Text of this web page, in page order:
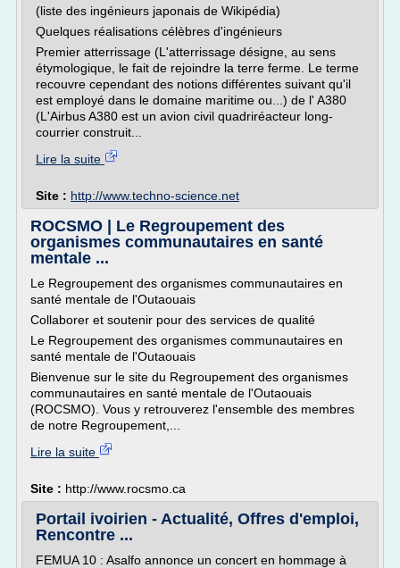
(liste des ingénieurs japonais de Wikipédia)
Quelques réalisations célèbres d'ingénieurs
Premier atterrissage (L'atterrissage désigne, au sens
étymologique, le fait de rejoindre la terre ferme. Le terme
recouvre cependant des notions différentes suivant qu'il
est employé dans le domaine maritime ou...) de l' A380
(L'Airbus A380 est un avion civil quadriréacteur long-
courrier construit...
Lire la suite
Site : http://www.techno-science.net
ROCSMO | Le Regroupement des
organismes communautaires en santé
mentale ...
Le Regroupement des organismes communautaires en
santé mentale de l'Outaouais
Collaborer et soutenir pour des services de qualité
Le Regroupement des organismes communautaires en
santé mentale de l'Outaouais
Bienvenue sur le site du Regroupement des organismes
communautaires en santé mentale de l'Outaouais
(ROCSMO). Vous y retrouverez l'ensemble des membres
de notre Regroupement,...
Lire la suite
Site : http://www.rocsmo.ca
Portail ivoirien - Actualité, Offres d'emploi,
Rencontre ...
FEMUA 10 : Asalfo annonce un concert en hommage à